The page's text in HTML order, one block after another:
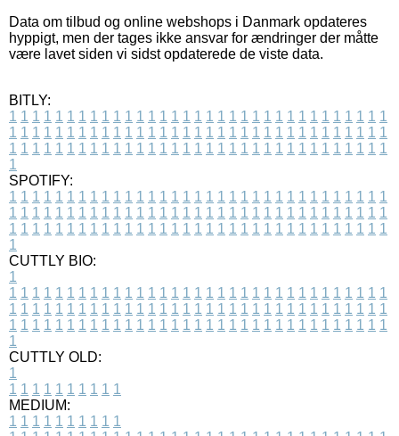
Data om tilbud og online webshops i Danmark opdateres
hyppigt, men der tages ikke ansvar for ændringer der måtte
være lavet siden vi sidst opdaterede de viste data.
BITLY:
1 1 1 1 1 1 1 1 1 1 1 1 1 1 1 1 1 1 1 1 1 1 1 1 1 1 1 1 1 1 1 1 1
1 1 1 1 1 1 1 1 1 1 1 1 1 1 1 1 1 1 1 1 1 1 1 1 1 1 1 1 1 1 1 1 1
1 1 1 1 1 1 1 1 1 1 1 1 1 1 1 1 1 1 1 1 1 1 1 1 1 1 1 1 1 1 1 1 1
1
SPOTIFY:
1 1 1 1 1 1 1 1 1 1 1 1 1 1 1 1 1 1 1 1 1 1 1 1 1 1 1 1 1 1 1 1 1
1 1 1 1 1 1 1 1 1 1 1 1 1 1 1 1 1 1 1 1 1 1 1 1 1 1 1 1 1 1 1 1 1
1 1 1 1 1 1 1 1 1 1 1 1 1 1 1 1 1 1 1 1 1 1 1 1 1 1 1 1 1 1 1 1 1
1
CUTTLY BIO:
1
1 1 1 1 1 1 1 1 1 1 1 1 1 1 1 1 1 1 1 1 1 1 1 1 1 1 1 1 1 1 1 1 1
1 1 1 1 1 1 1 1 1 1 1 1 1 1 1 1 1 1 1 1 1 1 1 1 1 1 1 1 1 1 1 1 1
1 1 1 1 1 1 1 1 1 1 1 1 1 1 1 1 1 1 1 1 1 1 1 1 1 1 1 1 1 1 1 1 1
1
CUTTLY OLD:
1
1 1 1 1 1 1 1 1 1 1
MEDIUM:
1 1 1 1 1 1 1 1 1 1